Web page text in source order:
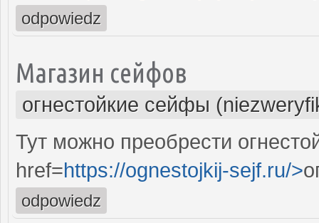
odpowiedz
Магазин сейфов
огнестойкие сейфы
Тут можно преобрести
href=https://ognestojkij-sejf.ru/>
odpowiedz